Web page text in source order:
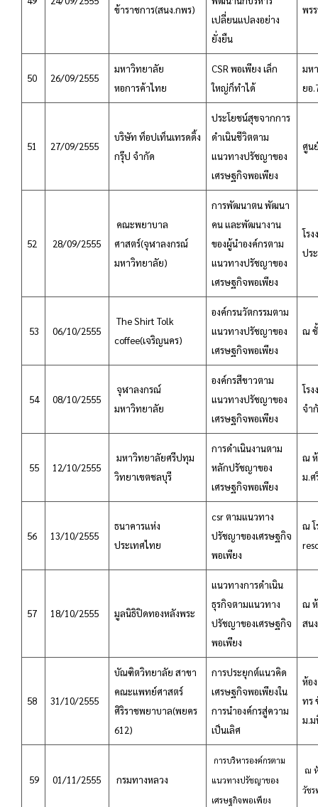
ข้าราชการ(สนง.กพร)
เปลี่ยนแปลงอย่าง
ยั่งยืน
พร
50 26/09/2555
มหาวิทยาลัย
หอการค้าไทย
CSR พอเพียง เล็ก
ใหญ่ก็ทำได้
มห
ยอ
51 27/09/2555
บริษัท ท็อปเท็นเทรดดิ้ง
กรุ๊ป จำกัด
ประโยชน์สุขจากการ
ดำเนินชีวิตตาม
แนวทางปรัชญาของ
เศรษฐกิจพอเพียง
ศูน
52 28/09/2555
คณะพยาบาล
ศาสตร์(จุฬาลงกรณ์
มหาวิทยาลัย)
การพัฒนาตน พัฒนา
คน และพัฒนางาน
ของผู้นำองค์กรตาม
แนวทางปรัชญาของ
เศรษฐกิจพอเพียง
โร
ปร
53 06/10/2555
The Shirt Tolk
coffee(เจริญนคร)
องค์กรนวัตกรรมตาม
แนวทางปรัชญาของ
เศรษฐกิจพอเพียง
ณ ชั้
54 08/10/2555
จุฬาลงกรณ์
มหาวิทยาลัย
องค์กรสีขาวตาม
แนวทางปรัชญาของ
เศรษฐกิจพอเพียง
โร
จำ
55 12/10/2555
มหาวิทยาลัยศรีปทุม
วิทยาเขตชลบุรี
การดำเนินงานตาม
หลักปรัชญาของ
เศรษฐกิจพอเพียง
ณ ห้
ม.ศ
56 13/10/2555
ธนาคารแห่ง
ประเทศไทย
csr ตามแนวทาง
ปรัชญาของเศรษฐกิจ
พอเพียง
ณ โ
57 18/10/2555 มูลนิธิปิดทองหลังพระ
แนวทางการดำเนิน
ธุรกิจตามแนวทาง
ปรัชญาของเศรษฐกิจ
พอเพียง
ณ ห้
สน
58 31/10/2555
บัณฑิตวิทยาลัย สาขา
คณะแพทย์ศาสตร์
ศิริราชพยาบาล(พยคร
612)
การประยุกต์แนวคิด
เศรษฐกิจพอเพียงใน
การนำองค์กรสู่ความ
เป็นเลิศ
ห้อ
ทร
ม.
59 01/11/2555 กรมทางหลวง
การบริหารองค์กรตาม
แนวทางปรัชญาของ
เศรษฐกิจพอเพียง
ณ ห้
วัช